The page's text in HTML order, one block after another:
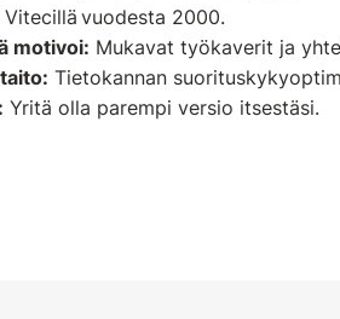
Vitecillä vuodesta 2000.
motivoi: Mukavat työkaverit ja
Tietokannan
Yritä olla parempi versio itsestäsi.